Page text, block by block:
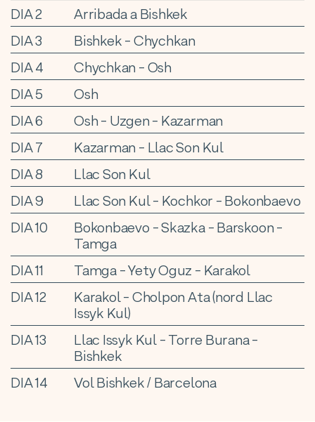
DIA 2
Arribada a Bishkek
DIA 3
Bishkek - Chychkan
DIA 4
Chychkan - Osh
DIA 5
Osh
DIA 6
Osh - Uzgen - Kazarman
DIA 7
Kazarman - Llac Son Kul
DIA 8
Llac Son Kul
DIA 9
Llac Son Kul - Kochkor - Bokonbaevo
DIA 10
Bokonbaevo - Skazka - Barskoon -
Tamga
DIA 11
Tamga - Yety Oguz - Karakol
DIA 12
Karakol - Cholpon Ata (nord Llac
Issyk Kul)
DIA 13
Llac Issyk Kul - Torre Burana -
Bishkek
DIA 14
Vol Bishkek / Barcelona